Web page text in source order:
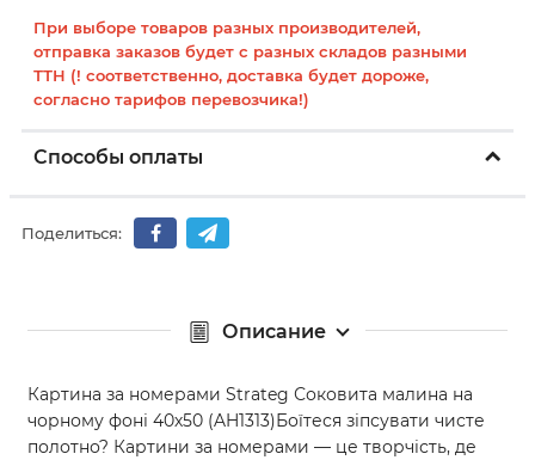
При выборе товаров разных производителей,
отправка заказов будет с разных складов разными
ТТН (! соответственно, доставка будет дороже,
согласно тарифов перевозчика!)
Способы оплаты
Поделиться:
Описание
Картина за номерами Strateg Соковита малина на
чорному фоні 40х50 (AH1313)Боїтеся зіпсувати чисте
полотно? Картини за номерами — це творчість, де